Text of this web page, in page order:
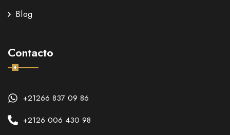
Blog
Contacto
+21266 837 09 86
+2126 006 430 98